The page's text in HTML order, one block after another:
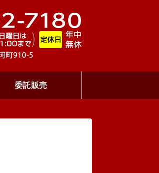
レッドライオンゴル
委託販売